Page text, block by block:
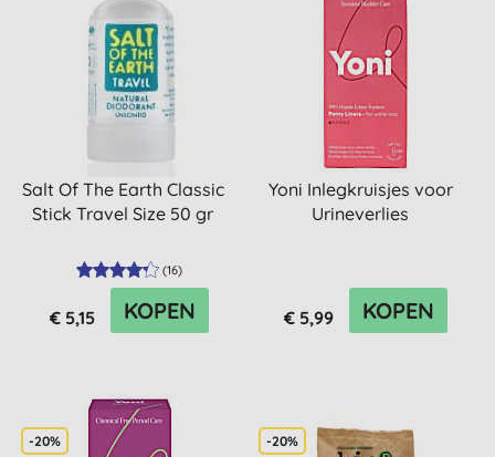
Salt Of The Earth Classic
Stick Travel Size 50 gr
(16)
€ 5,15 KOPEN
Yoni Inlegkruisjes voor
Urineverlies
€ 5,99 KOPEN
-20% -20%